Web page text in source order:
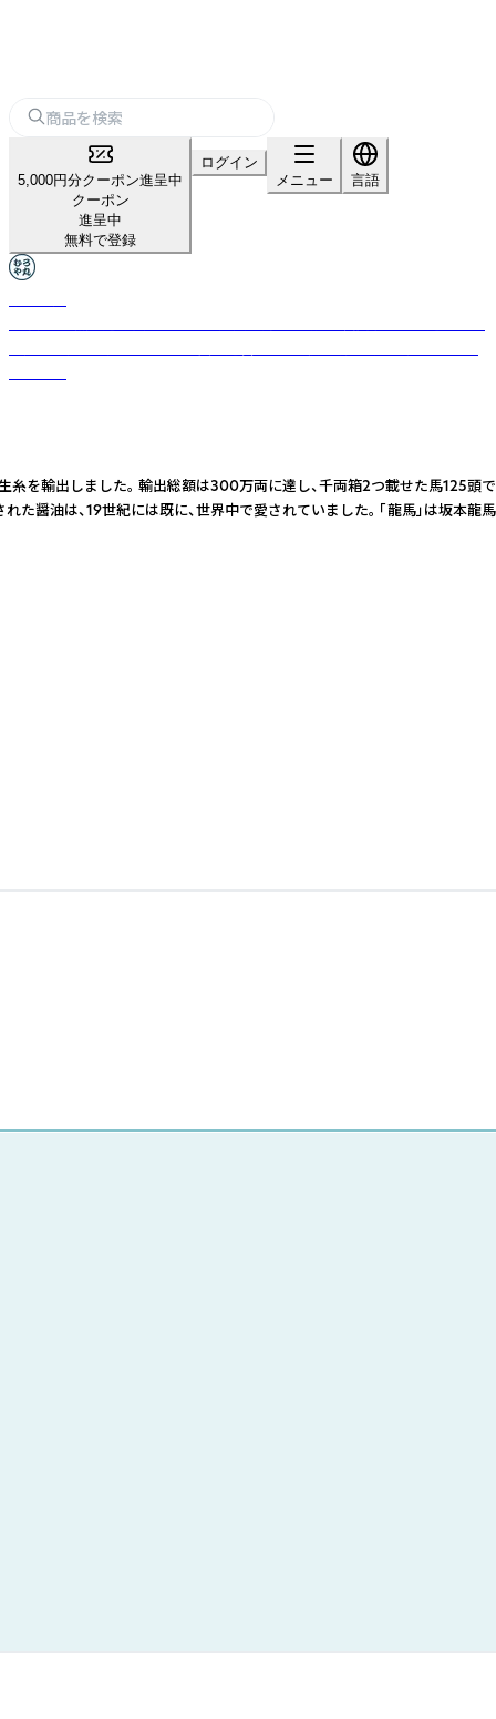
5,000円分クーポン進呈中
クーポン
進呈中
無料で登録
ログイン
メニュー
言語
た。 輸出総額は300万両に達し、千両箱2つ載せた馬125頭で長
醤油は、19世紀には既に、世界中で愛されていました。 「龍馬